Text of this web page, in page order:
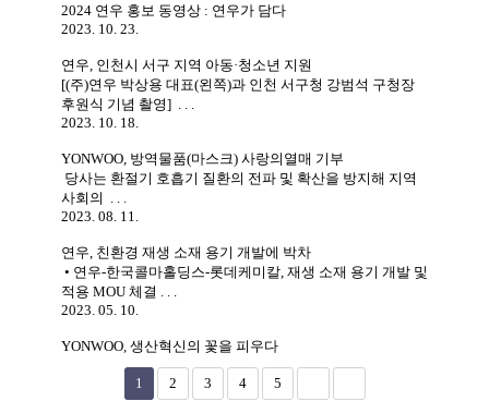
2024 연우 홍보 동영상 : 연우가 담다
2023. 10. 23.
연우, 인천시 서구 지역 아동·청소년 지원
[(주)연우 박상용 대표(왼쪽)과 인천 서구청 강범석 구청장
후원식 기념 촬영] . . .
2023. 10. 18.
YONWOO, 방역물품(마스크) 사랑의열매 기부
당사는 환절기 호흡기 질환의 전파 및 확산을 방지해 지역
사회의 . . .
2023. 08. 11.
연우, 친환경 재생 소재 용기 개발에 박차
• 연우-한국콜마홀딩스-롯데케미칼, 재생 소재 용기 개발 및
적용 MOU 체결 . . .
2023. 05. 10.
YONWOO, 생산혁신의 꽃을 피우다
1 2 3 4 5